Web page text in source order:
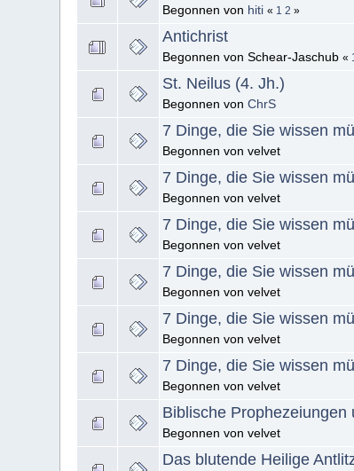
Begonnen von hiti « 1 2 »
Antichrist
Begonnen von Schear-Jaschub«
St. Neilus (4. Jh.)
Begonnen vonChrS
7 Dinge, die Sie wissen
Begonnen von velvet
7 Dinge, die Sie wissen
Begonnen von velvet
7 Dinge, die Sie wissen
Begonnen von velvet
7 Dinge, die Sie wissen
Begonnen von velvet
7 Dinge, die Sie wissen
Begonnen von velvet
7 Dinge, die Sie wissen
Begonnen von velvet
Biblische
Begonnen von velvet
Das blutende Heilige